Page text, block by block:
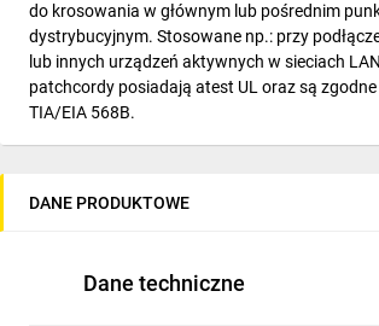
do krosowania w głównym lub pośrednim
dystrybucyjnym. Stosowane np.: przy
lub innych urządzeń aktywnych w sieciach
patchcordy posiadają atest UL oraz są
TIA/EIA 568B.
DANE PRODUKTOWE
Dane techniczne